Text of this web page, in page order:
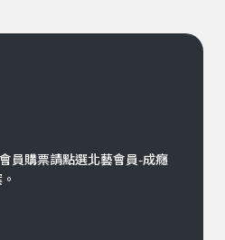
員購票請點選北藝會員-成癮